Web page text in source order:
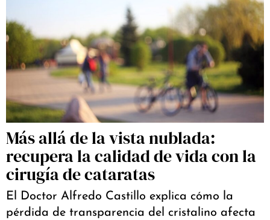
Más allá de la vista nublada:
recupera la calidad de vida con la
cirugía de cataratas
El Doctor Alfredo Castillo explica cómo la
pérdida de transparencia del cristalino afecta